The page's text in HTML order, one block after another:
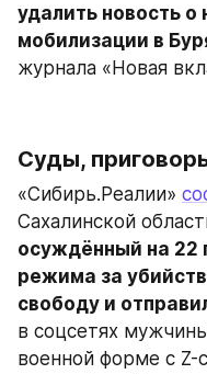
удалить новость о
мобилизации в
журнала «Новая
Суды,
«Сибирь.Реалии»
осуждённый на 22
режима за
свободу и
в соцсетях
военной форме с Z-